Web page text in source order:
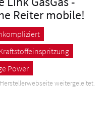
Reiter mobile!
Power
weitergeleitet.